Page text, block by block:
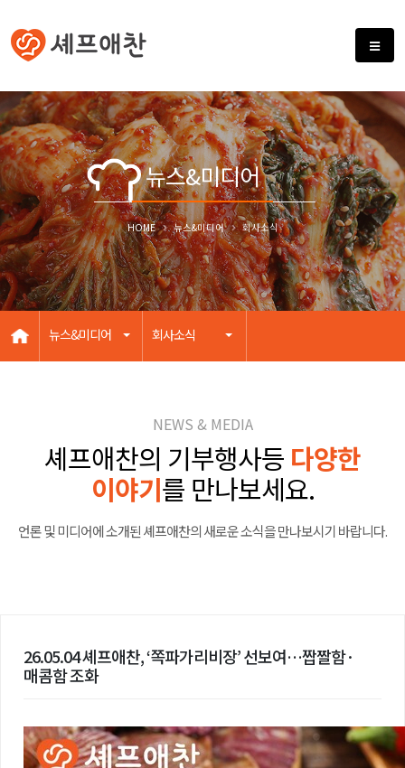
뉴스&미디어
HOME 뉴스&미디어 회사소식
뉴스&미디어 회사소식
NEWS & MEDIA
셰프애찬의 기부행사등 다양한
이야기를 만나보세요.
언론 및 미디어에 소개된 셰프애찬의 새로운 소식을 만나보시기 바랍니다.
26.05.04 셰프애찬, ‘쪽파가리비장’ 선보여…짭짤함·
매콤함 조화